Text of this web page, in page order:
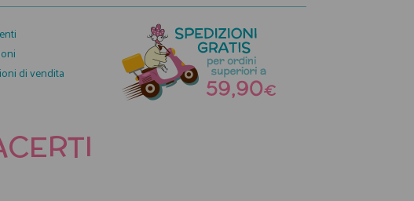
di vendita